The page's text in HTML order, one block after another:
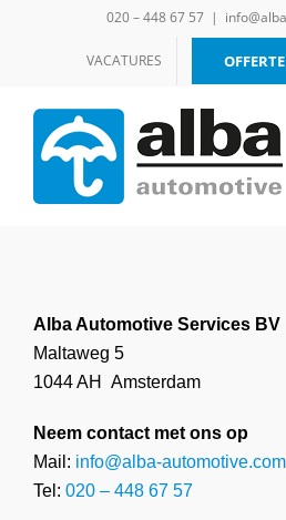
020 – 448 67 57 |
VACATURES
Alba Automotive Services BV
Maltaweg 5
1044 AH Amsterdam
Neem contact met ons op
Mail: info@alba-automotive.com
Tel: 020 – 448 67 57